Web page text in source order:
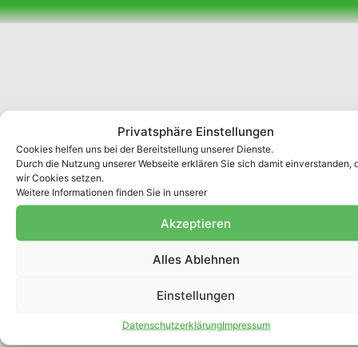
Privatsphäre Einstellungen
Cookies helfen uns bei der Bereitstellung unserer Dienste.
Durch die Nutzung unserer Webseite erklären Sie sich damit einverstanden,
wir Cookies setzen.
Weitere Informationen finden Sie in unserer
Akzeptieren
Alles Ablehnen
Einstellungen
DatenschutzerklärungImpressum